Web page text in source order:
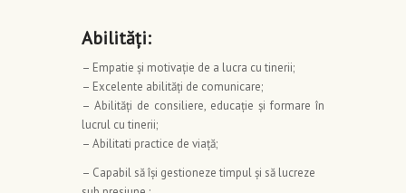
Abilităţi:
– Empatie şi motivaţie de a lucra cu tinerii;
– Excelente abilităţi de comunicare;
– Abilităţi de consiliere, educaţie şi formare în
lucrul cu tinerii;
– Abilitati practice de viaţă;
– Capabil să îşi gestioneze timpul şi să lucreze